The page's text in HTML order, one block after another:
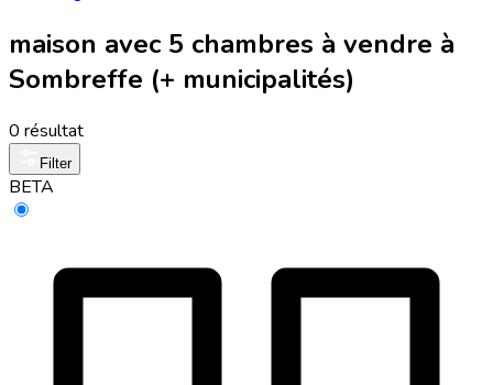
maison avec 5 chambres à vendre à
Sombreffe (+ municipalités)
0 résultat
Filter
BETA